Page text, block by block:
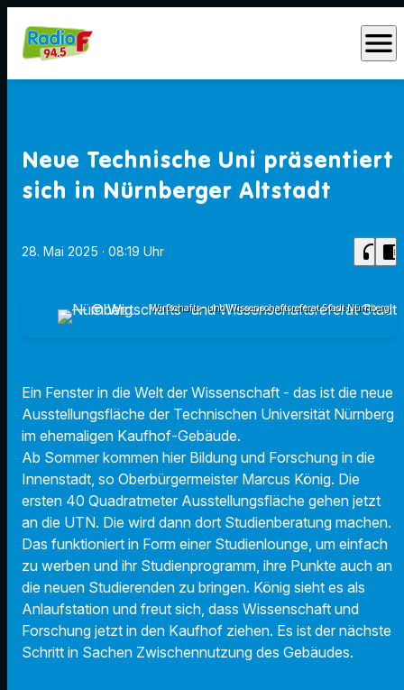
menu
Neue Technische Uni präsentiert
sich in Nürnberger Altstadt
28. Mai 2025 · 08:19 Uhr headphones chrome_reader_mode
Wirtschafts- und Wissenschaftsreferat Stadt Nürnberg
Ein Fenster in die Welt der Wissenschaft - das ist die neue
Ausstellungsfläche der Technischen Universität Nürnberg
im ehemaligen Kaufhof-Gebäude.
Ab Sommer kommen hier Bildung und Forschung in die
Innenstadt, so Oberbürgermeister Marcus König. Die
ersten 40 Quadratmeter Ausstellungsfläche gehen jetzt
an die UTN. Die wird dann dort Studienberatung machen.
Das funktioniert in Form einer Studienlounge, um einfach
zu werben und ihr Studienprogramm, ihre Punkte auch an
die neuen Studierenden zu bringen. König sieht es als
Anlaufstation und freut sich, dass Wissenschaft und
Forschung jetzt in den Kaufhof ziehen. Es ist der nächste
Schritt in Sachen Zwischennutzung des Gebäudes.